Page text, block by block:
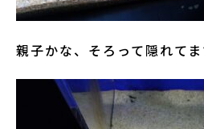
親子かな、そろって隠れてま